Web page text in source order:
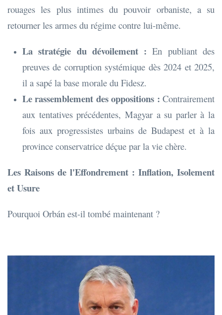
rouages les plus intimes du pouvoir orbaniste, a su
retourner les armes du régime contre lui-même.
La stratégie du dévoilement : En publiant des
preuves de corruption systémique dès 2024 et 2025,
il a sapé la base morale du Fidesz.
Le rassemblement des oppositions : Contrairement
aux tentatives précédentes, Magyar a su parler à la
fois aux progressistes urbains de Budapest et à la
province conservatrice déçue par la vie chère.
Les Raisons de l'Effondrement : Inflation, Isolement
et Usure
Pourquoi Orbán est-il tombé maintenant ?